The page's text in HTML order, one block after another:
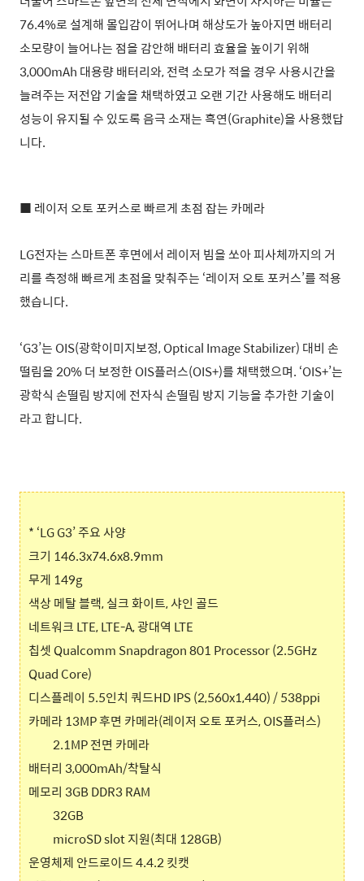
76.4%로 설계해 몰입감이 뛰어나며 해상도가 높아지면 배터리
소모량이 늘어나는 점을 감안해 배터리 효율을 높이기 위해
3,000mAh 대용량 배터리와, 전력 소모가 적을 경우 사용시간을
늘려주는 저전압 기술을 채택하였고 오랜 기간 사용해도 배터리
성능이 유지될 수 있도록 음극 소재는 흑연(Graphite)을 사용했답
니다.
■ 레이저 오토 포커스로 빠르게 초점 잡는 카메라
LG전자는 스마트폰 후면에서 레이저 빔을 쏘아 피사체까지의 거
리를 측정해 빠르게 초점을 맞춰주는 ‘레이저 오토 포커스’를 적용
했습니다.
‘G3’는 OIS(광학이미지보정, Optical Image Stabilizer) 대비 손
떨림을 20% 더 보정한 OIS플러스(OIS+)를 채택했으며. ‘OIS+’는
광학식 손떨림 방지에 전자식 손떨림 방지 기능을 추가한 기술이
라고 합니다.
* ‘LG G3’ 주요 사양
크기 146.3x74.6x8.9mm
무게 149g
색상 메탈 블랙, 실크 화이트, 샤인 골드
네트워크 LTE, LTE-A, 광대역 LTE
칩셋 Qualcomm Snapdragon 801 Processor (2.5GHz
Quad Core)
디스플레이 5.5인치 쿼드HD IPS (2,560x1,440) / 538ppi
카메라 13MP 후면 카메라(레이저 오토 포커스, OIS플러스)
2.1MP 전면 카메라
배터리 3,000mAh/착탈식
메모리 3GB DDR3 RAM
32GB
microSD slot 지원(최대 128GB)
운영체제 안드로이드 4.4.2 킷캣